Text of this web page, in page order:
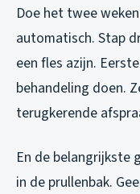
Doe het twee
automatisch. Stap
een fles azijn.
behandeling doen.
terugkerende
En de belangrijkste
in de prullenbak.